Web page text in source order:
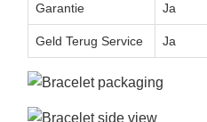
Garantie Ja
Geld Terug Service Ja